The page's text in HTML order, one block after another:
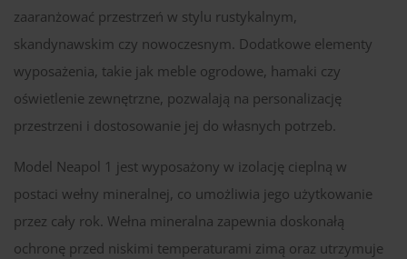
zaaranżować przestrzeń w stylu rustykalnym,
skandynawskim czy nowoczesnym. Dodatkowe elementy
wyposażenia, takie jak meble ogrodowe, hamaki czy
oświetlenie zewnętrzne, pozwalają na personalizację
przestrzeni i dostosowanie jej do własnych potrzeb.
Model Neapol 1 jest wyposażony w izolację cieplną w
postaci wełny mineralnej, co umożliwia jego użytkowanie
przez cały rok. Wełna mineralna zapewnia doskonałą
ochronę przed niskimi temperaturami zimą oraz utrzymuje